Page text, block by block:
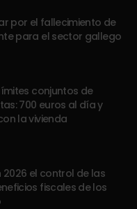
por el fallecimiento de
para el sector gallego
conjuntos de
700 euros al día y
la vivienda
2026 el control de las
fiscales de los